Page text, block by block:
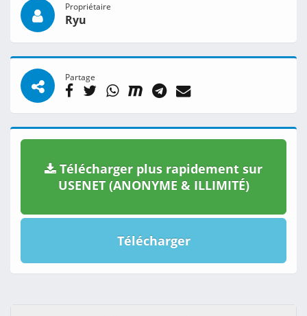
Propriétaire
Ryu
Partage
Télécharger plus rapidement sur
USENET (ANONYME & ILLIMITÉ)
Télécharger